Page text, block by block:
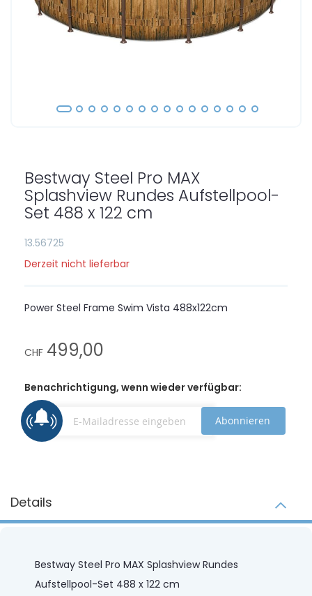
Bestway Steel Pro MAX
Splashview Rundes Aufstellpool-
Set 488 x 122 cm
13.56725
Derzeit nicht lieferbar
Power Steel Frame Swim Vista 488x122cm
CHF 499,00
Benachrichtigung, wenn wieder verfügbar:
Abonnieren
Bildgalerie
springen
Details
Bestway Steel Pro MAX Splashview Rundes
Aufstellpool-Set 488 x 122 cm